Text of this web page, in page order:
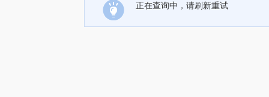
正在查询中，请刷新重试